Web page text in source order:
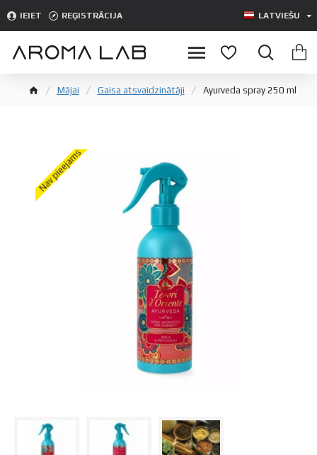
IEIET REĢISTRĀCIJA LATVIEŠU
Mājai Gaisa atsvaidzinātāji Ayurveda spray 250 ml
Nav pieejams